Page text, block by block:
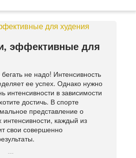
эффективные для
не надо! Интенсивность
ее успех. Однако нужно
интенсивности в зависимости
достичь. В спорте
представление о
интенсивности, каждый из
свои совершенно
---